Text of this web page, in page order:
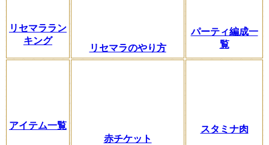
リセマララン
キング
リセマラのやり方
パーティ編成一
覧
アイテム一覧
赤チケット
スタミナ肉